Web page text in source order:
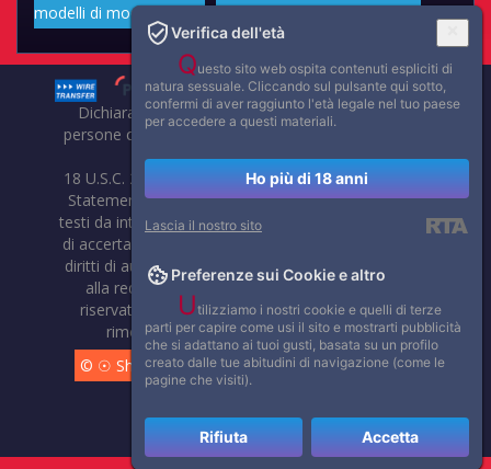
modelli di moda volgari Affascinanti star dello sport
Dichiarazione di non responsabilità: tutti i membri e le
persone che compaiono su questo sito hanno almeno 18
anni.
18 U.S.C. 2257 Record-Keeping Requirements Compliance
Statement. Affaritaliani, prima di pubblicare foto, video o
testi da internet, compie tutte le opportune verifiche al fine
di accertarne il libero regime di circolazione e non violare i
diritti di autore o altri diritti esclusivi di terzi. Per segnalare
alla redazione eventuali errori nell'uso del materiale
riservato, scriveteci: provvederemo prontamente alla
rimozione del materiale lesivo di diritti di terzi.
© ☉ Show di Sesso VivoCam. 2014 - 2026. Tutti i diritti
Verifica dell'età
Questo sito web ospita contenuti espliciti di
natura sessuale. Cliccando sul pulsante qui sotto,
confermi di aver raggiunto l'età legale nel tuo paese
per accedere a questi materiali.
Ho più di 18 anni
Lascia il nostro sito
Preferenze sui Cookie e altro
Utilizziamo i nostri cookie e quelli di terze
parti per capire come usi il sito e mostrarti pubblicità
che si adattano ai tuoi gusti, basata su un profilo
creato dalle tue abitudini di navigazione (come le
pagine che visiti).
Rifiuta Accetta